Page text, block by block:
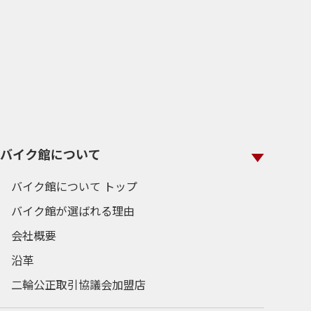
バイク館について
バイク館について トップ
バイク館が選ばれる理由
会社概要
沿革
二輪公正取引協議会加盟店